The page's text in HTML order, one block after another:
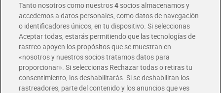
Envío gratis por compras superiores a 100€
Envío estandar por 4,99€
Glovo y Uber Eats
Solicita tu factura de Glovo o Uber Eats
Tanto nosotros como nuestros4socios almacenamos y
accedemos a datos personales, como datos de navegación
o identificadores únicos, en tu dispositivo. Si seleccionas
Aceptar todas, estarás permitiendo que las tecnologías de
rastreo apoyen los propósitos que se muestran en
«nosotros y nuestros socios tratamos datos para
proporcionar». Si seleccionas Rechazar todas o retiras tu
consentimiento, los deshabilitarás. Si se deshabilitan los
rastreadores, parte del contenido y los anuncios que ves